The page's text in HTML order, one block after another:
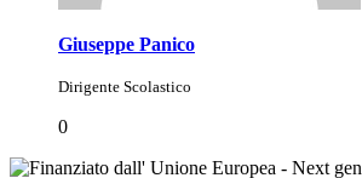
Giuseppe Panico
Dirigente Scolastico
0